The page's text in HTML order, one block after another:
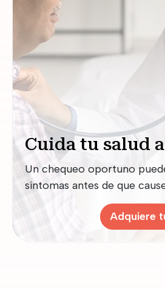
Cuida tu salud
Un chequeo oportuno
síntomas antes de que
Adquiere